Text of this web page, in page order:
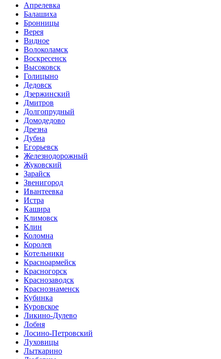
Апрелевка
Балашиха
Бронницы
Верея
Видное
Волоколамск
Воскресенск
Высоковск
Голицыно
Дедовск
Дзержинский
Дмитров
Долгопрудный
Домодедово
Дрезна
Дубна
Егорьевск
Железнодорожный
Жуковский
Зарайск
Звенигород
Ивантеевка
Истра
Кашира
Климовск
Клин
Коломна
Королев
Котельники
Красноармейск
Красногорск
Краснозаводск
Краснознаменск
Кубинка
Куровское
Ликино-Дулево
Лобня
Лосино-Петровский
Луховицы
Лыткарино